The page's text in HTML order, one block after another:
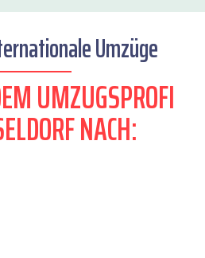
Umzüge
UMZUGSPROFI
NACH: